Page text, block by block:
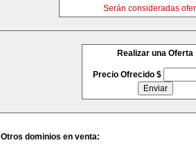
Serán consideradas
Realizar una Oferta
Precio Ofrecido $
Otros dominios en venta: